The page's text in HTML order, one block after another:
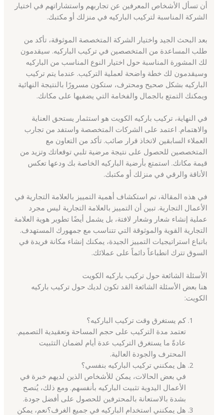
أن تسأل الأشخاص المعرفين عن تجاربهم واستشاراتهم في اختيار
الشركة المناسبة لتركيب الباركيه في منزلك أو مكتبك.
بعد البحث الجيد واختيار الشركة المتخصصة الموثوقة، تأكد من
طلب المساعدة من المتخصصين في تركيب الباركيه. سيقدمون
لك المشورة المناسبة حول اختيار النوع المناسب من الباركيه
وسيقدمون لك خطة واضحة لعملية التركيب. عندما يتم تركيب
الباركيه بشكل صحيح ومحترف، ستكون مسرورًا بالنتيجة النهائية
ويمكنك التمتع بالجمال والفخامة التي يضفيها على مكانك.
في النهاية، تركيب باركيه الكويت هو استثمار يستحق العناية
والاهتمام. اعتمد على الشركات المتخصصة واستفد من تجارب
العملاء السابقين لاتخاذ قرار صائب. تأكد من التعاون مع
المتخصصين للحصول على نتيجة مرضية تلبي توقعاتك وتزيد من
قيمة مكانك. استمتع بأرضية الباركيه الخاصة بك ودعها تعكس
الأناقة والرقي في منزلك أو مكتبك.
في هذه المقالة، تم استكشاف أهمية التمييز بالعلامة التجارية في
الأعمال التجارية. تبين أن التمييز بالعلامة التجارية ليس مجرد
عملية إنشاء شعار وشعار لافتة، بل يشمل أيضًا تطوير هوية العلامة
التجارية القوية والموثوقة التي تتناسب مع جمهورك المستهدف.
باتباع استراتيجيات التمييز الجيدة، يمكنك إنشاء مكانة فريدة في
السوق تترك انطباعاً دائماً على عملائك.
الأسئلة الشائعة حول تركيب باركيه الكويت
هنا بعض الأسئلة الشائعة القد تكون لديك حول تركيب باركيه
الكويت:
كم يستغرق وقت تركيب الباركيه؟
تعتمد مدة التركيب على حجم المساحة وتعقيدية التصميم.
عادةً ما يستغرق التركيب عدة أيام لضمان التثبيت
المحترف والجودة العالية.
هل يمكنني تركيب الباركيه بنفسي؟
في بعض الحالات، يمكن للأشخاص الذين لديهم خبرة في
الأعمال اليدوية تثبيت الباركيه بأنفسهم. ومع ذلك، يُنصح
بشدة بالاستعانة بالمحترفين للحصول على أفضل جودة.
هل يمكنني استخدام الباركيه في جميع الغرف؟نعم، يمكن